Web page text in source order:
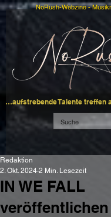
…aufstrebende Talente treffen
NoRush-Webzine -
IN WE FALL
Redaktion
2. Okt. 2024 2 Min. Lesezeit